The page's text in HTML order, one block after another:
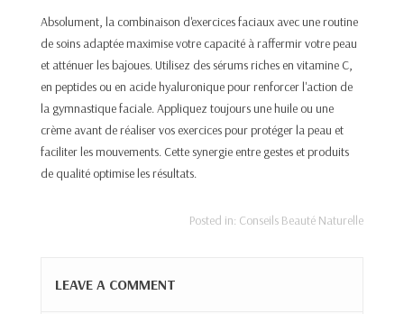
Absolument, la combinaison d'exercices faciaux avec une routine
de soins adaptée maximise votre capacité à raffermir votre peau
et atténuer les bajoues. Utilisez des sérums riches en vitamine C,
en peptides ou en acide hyaluronique pour renforcer l'action de
la gymnastique faciale. Appliquez toujours une huile ou une
crème avant de réaliser vos exercices pour protéger la peau et
faciliter les mouvements. Cette synergie entre gestes et produits
de qualité optimise les résultats.
Posted in: Conseils Beauté Naturelle
LEAVE A COMMENT